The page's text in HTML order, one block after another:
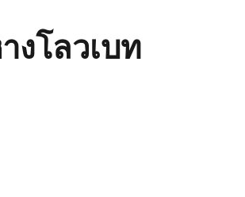
งโลวเบท